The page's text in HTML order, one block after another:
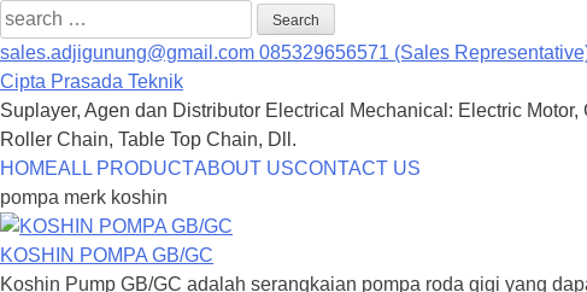
Search
for:
sales.adjigunung@gmail.com 085329656571 (Sales
Cipta Prasada Teknik
Suplayer, Agen dan Distributor Electrical Mechanical: Electric
Roller Chain, Table Top Chain, Dll.
Skip
to
content
HOMEALL PRODUCTABOUT USCONTACT US
pompa merk koshin
KOSHIN POMPA GB/GC
Koshin Pump GB/GC adalah serangkaian pompa roda gigi yang